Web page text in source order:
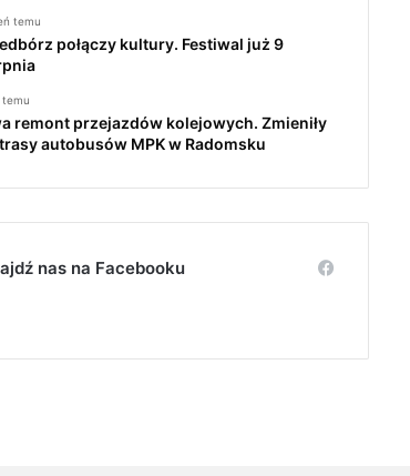
temu
połączy kultury. Festiwal już 9
temu
remont przejazdów kolejowych. Zmieniły
autobusów MPK w Radomsku
nas na Facebooku